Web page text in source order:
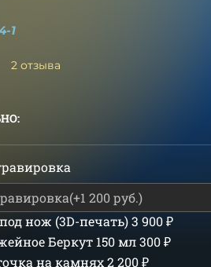
1
2 отзыва
нож (3D-печать)3 900₽
Беркут 150 мл300₽
на камнях2 200₽